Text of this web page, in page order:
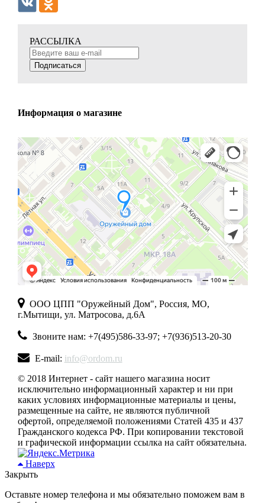
РАССЫЛКА
Подписаться
Информация о магазине
ООО ЦПП "Оружейный Дом", Россия, МО,
г.Мытищи, ул. Матросова, д.6А
Звоните нам: +7(495)586-33-97; +7(936)513-20-30
E-mail: info@ordom.ru
© 2018 Интернет - сайт нашего магазина носит
исключительно информационный характер и ни при
каких условиях информационные материалы и цены,
размещенные на сайте, не являются публичной
офертой, определяемой положениями Статей 435 и 437
Гражданского кодекса РФ. При копировании текстовой
и графической информации ссылка на сайт обязательна.
Наверх
Закрыть
Оставьте номер телефона и мы обязательно поможем вам в